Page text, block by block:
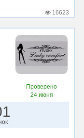
16623
Проверено
24 июня